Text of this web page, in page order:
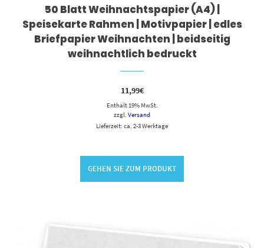
50 Blatt Weihnachtspapier (A4) |
Speisekarte Rahmen | Motivpapier | edles
Briefpapier Weihnachten | beidseitig
weihnachtlich bedruckt
11,99€
Enthält 19% MwSt.
zzgl. Versand
Lieferzeit: ca. 2-3 Werktage
GEHEN SIE ZUM PRODUKT